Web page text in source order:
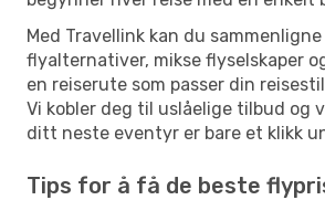
Med Travellink kan du
flyalternativer, mikse flyselskaper
en reiserute som passer din
Vi kobler deg til uslåelige tilbud og
ditt neste eventyr er bare et klikk
Tips for å få de beste